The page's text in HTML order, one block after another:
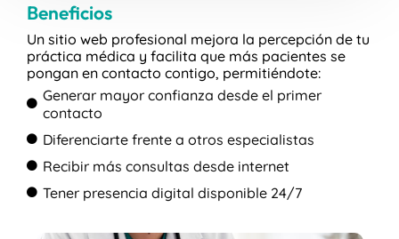
Beneficios
Un sitio web profesional mejora la percepción de tu
práctica médica y facilita que más pacientes se
pongan en contacto contigo, permitiéndote:
Generar mayor confianza desde el primer
contacto
Diferenciarte frente a otros especialistas
Recibir más consultas desde internet
Tener presencia digital disponible 24/7